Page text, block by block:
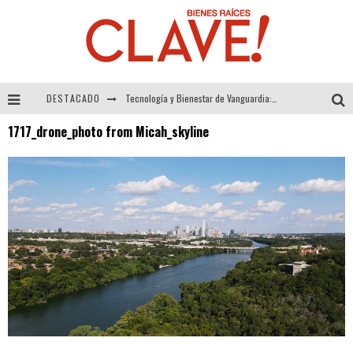
DESTACADO
Alexandra Bedoya – La Constancia detrás de La Paletería
El Despertar de la Calidez: Acabados Dorados de FV para Elevar tu Espacio
1717_drone_photo from Micah_skyline